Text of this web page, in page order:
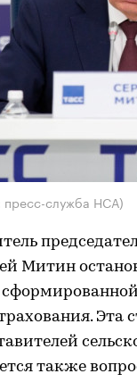
служба НСА)
Митин
Эта
также